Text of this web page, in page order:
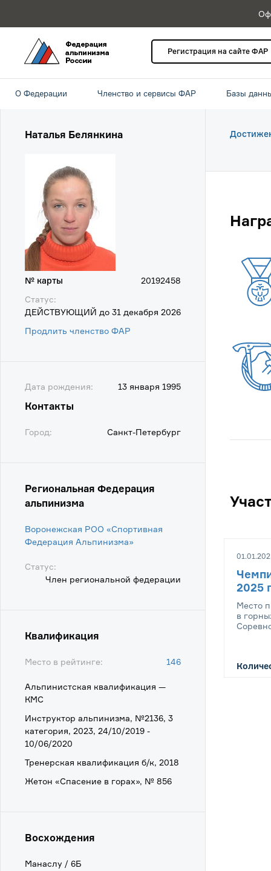
Регистрация на сайте ФАР
О Федерации Членство и сервисы ФАР Базы
Наталья Белянкина
№ карты
20192458
Статус:
ДЕЙСТВУЮЩИЙ до 31 декабря 2026
Продлить членство ФАР
Дата рождения: 13 января 1995
Контакты
Город: Санкт-Петербург
Региональная Федерация
альпинизма
Воронежская РОО «Спортивная
Федерация Альпинизма»
Статус:
Член региональной федерации
Квалификация
Место в рейтинге: 146
Альпинистская квалификация —
КМС
Инструктор альпинизма, №2136, 3
категория, 2023, 24/10/2019 -
10/06/2020
Тренерская квалификация б/к, 2018
Жетон «Спасение в горах», № 856
Восхождения
Манаслу / 6Б
2025
Место
в